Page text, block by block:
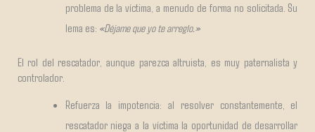
problema de la víctima, a menudo de forma no solicitada. Su
lema es: «Déjame que yo te arreglo.»
El rol del rescatador, aunque parezca altruista, es muy paternalista y
controlador.
Refuerza la impotencia: al resolver constantemente, el
rescatador niega a la víctima la oportunidad de desarrollar